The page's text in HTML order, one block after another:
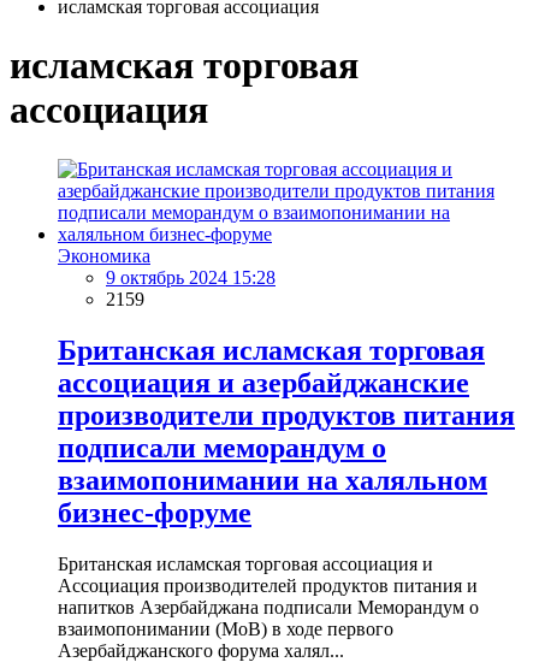
исламская торговая ассоциация
исламская торговая
ассоциация
Экономика
9 октябрь 2024 15:28
2159
Британская исламская торговая
ассоциация и азербайджанские
производители продуктов питания
подписали меморандум о
взаимопонимании на халяльном
бизнес-форуме
Британская исламская торговая ассоциация и
Ассоциация производителей продуктов питания и
напитков Азербайджана подписали Меморандум о
взаимопонимании (МоВ) в ходе первого
Азербайджанского форума халял...